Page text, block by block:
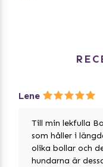
Lene
Till min lekfulla
som håller i
olika bollar och
hundarna är